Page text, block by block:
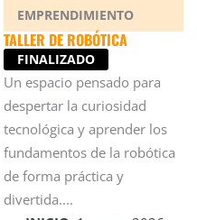
EMPRENDIMIENTO
TALLER DE ROBÓTICA
FINALIZADO
Un espacio pensado para
despertar la curiosidad
tecnológica y aprender los
fundamentos de la robótica
de forma práctica y
divertida....